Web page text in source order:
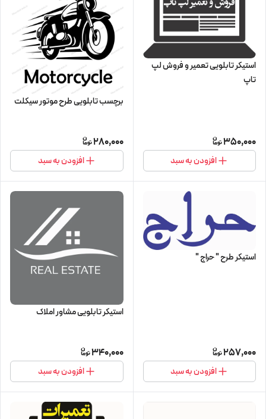
استیکر تابلویی تعمیر و فروش لپ
تاپ
350,000
افزودن به سبد
برچسب تابلویی طرح موتور سیکلت
280,000
افزودن به سبد
استیکر طرح " حراج "
257,000
افزودن به سبد
استیکر تابلویی مشاور املاک
340,000
افزودن به سبد